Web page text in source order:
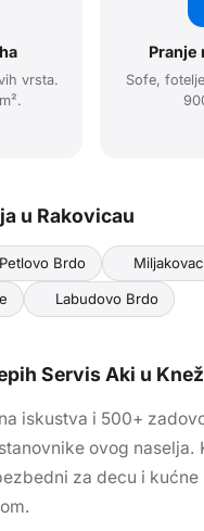
vrsta.
Pranje
Sofe,
u Rakovicau
Petlovo Brdo Miljakovac
Labudovo Brdo
Servis Aki u
iskustva i 500+
ovog
za decu i